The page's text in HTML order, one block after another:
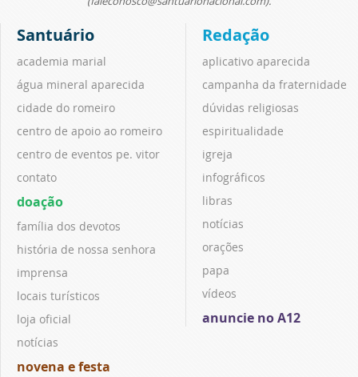
Santuário
academia marial
água mineral aparecida
cidade do romeiro
centro de apoio ao romeiro
centro de eventos pe. vitor
contato
doação
família dos devotos
história de nossa senhora
imprensa
locais turísticos
loja oficial
notícias
novena e festa
Redação
aplicativo aparecida
campanha da fraternidade
dúvidas religiosas
espiritualidade
igreja
infográficos
libras
notícias
orações
papa
vídeos
anuncie no A12